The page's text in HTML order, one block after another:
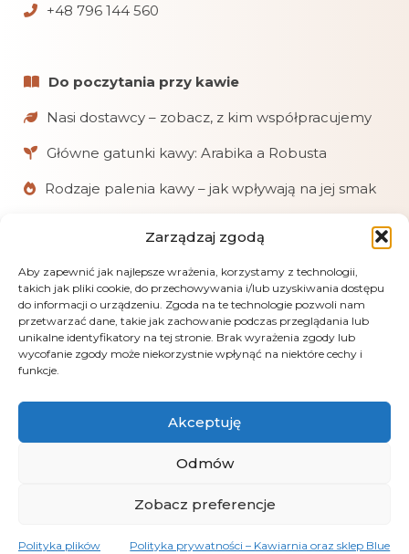
Zarządzaj zgodą
Aby zapewnić jak najlepsze wrażenia, korzystamy z technologii,
takich jak pliki cookie, do przechowywania i/lub uzyskiwania dostępu
do informacji o urządzeniu. Zgoda na te technologie pozwoli nam
przetwarzać dane, takie jak zachowanie podczas przeglądania lub
unikalne identyfikatory na tej stronie. Brak wyrażenia zgody lub
wycofanie zgody może niekorzystnie wpłynąć na niektóre cechy i
funkcje.
Akceptuję
Odmów
Zobacz preferencje
Polityka plików Polityka prywatności – Kawiarnia oraz sklep Blue
+48 796 144 560
Do poczytania przy kawie
Nasi dostawcy – zobacz, z kim współpracujemy
Główne gatunki kawy: Arabika a Robusta
Rodzaje palenia kawy – jak wpływają na jej smak
Chętnie pomagamy klientom w doborze kaw
i akcesoriów.
Realizujemy zamówienia online, mailowe
i telefoniczne.
LensGaze – fotografia artystyczna Andrus Markus